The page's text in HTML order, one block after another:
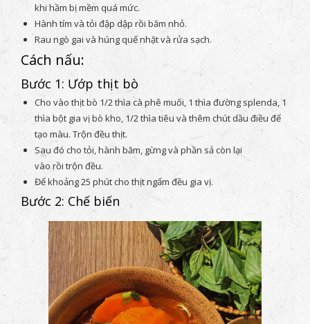
khi hầm bị mềm quá mức.
Hành tím và tỏi đập dập rồi băm nhỏ.
Rau ngò gai và húng quế nhặt và rửa sạch.
Cách nấu:
Bước 1: Ướp thịt bò
Cho vào thịt bò 1/2 thìa cà phê muối, 1 thìa đường splenda, 1
thìa bột gia vị bò kho, 1/2 thìa tiêu và thêm chút dầu điều để
tạo màu. Trộn đều thịt.
Sau đó cho tỏi, hành băm, gừng và phần sả còn lại
vào rồi trộn đều.
Để khoảng 25 phút cho thịt ngấm đều gia vị.
Bước 2: Chế biến